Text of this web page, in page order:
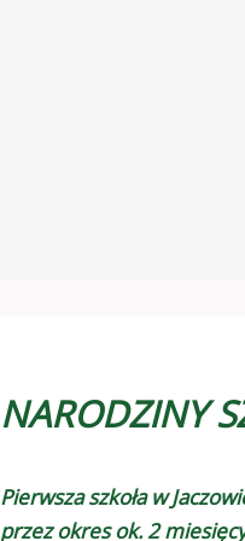
NARODZINY
Pierwsza szkoła w
przez okres ok. 2